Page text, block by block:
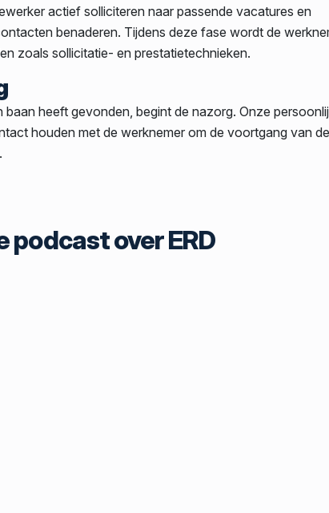
actief solliciteren naar passende vacatures en
benaderen. Tijdens deze fase wordt de
zoals sollicitatie- en prestatietechnieken.
baan heeft gevonden, begint de nazorg. Onze
houden met de werknemer om de voortgang van
podcast over ERD